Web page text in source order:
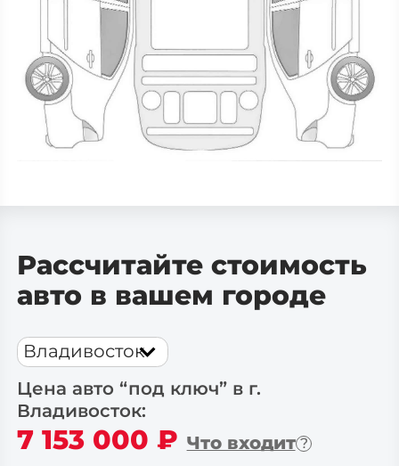
Рассчитайте стоимость
авто в вашем городе
Владивосток
Цена авто “под ключ” в г.
Владивосток:
7 153 000 ₽ Что входит